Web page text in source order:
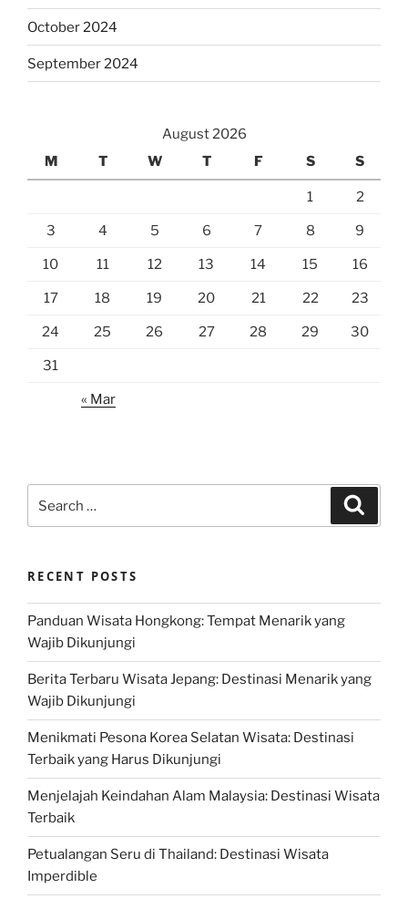
October 2024
September 2024
August 2026
M
T W T F S S
1 2
3 4 5 6 7 8 9
10 11 12 13 14 15 16
17 18 19 20 21 22 23
24 25 26 27 28 29 30
31
« Mar
for:
RECENT POSTS
Panduan Wisata Hongkong: Tempat Menarik yang
Wajib Dikunjungi
Berita Terbaru Wisata Jepang: Destinasi Menarik yang
Wajib Dikunjungi
Menikmati Pesona Korea Selatan Wisata: Destinasi
Terbaik yang Harus Dikunjungi
Menjelajah Keindahan Alam Malaysia: Destinasi Wisata
Terbaik
Petualangan Seru di Thailand: Destinasi Wisata
Imperdible